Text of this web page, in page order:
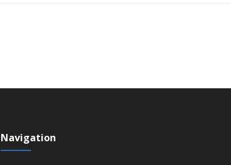
Navigation